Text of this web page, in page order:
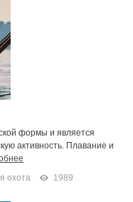
формы и является
активность. Плавание и
охота 1989